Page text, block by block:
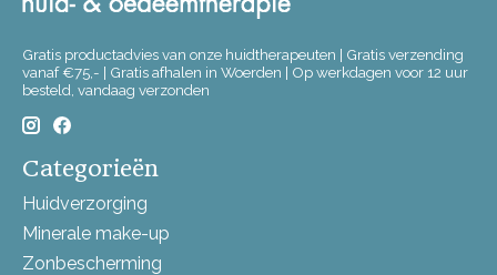
Gratis productadvies van onze huidtherapeuten | Gratis verzending
vanaf €75,- | Gratis afhalen in Woerden | Op werkdagen voor 12 uur
besteld, vandaag verzonden
Categorieën
Huidverzorging
Minerale make-up
Zonbescherming